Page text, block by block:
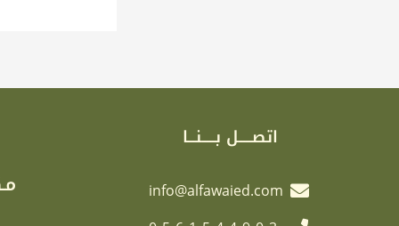
اتصـــــل بـــــنـــا
info@alfawaied.com